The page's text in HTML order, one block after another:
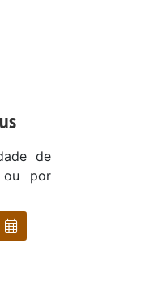
de
ou por